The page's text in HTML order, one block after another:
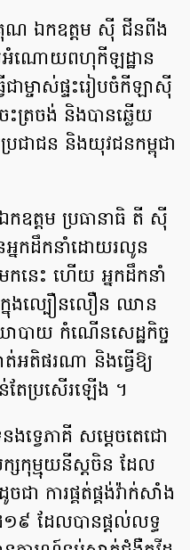
គុណ ឯកឧត្តម ស៊ី ជីនពីង
ល់អំណោយពហុកីឡដ្ឋាន
ជាម្ចាស់ផ្ទះរៀបចំកីឡាស៊ី
ត្រចង់ និងបានឆ្លើយ
ាជន និងយុវជនកម្ពុជា
កឧត្តម ប្រធានាធិ តី ស៊ី
នអ្នកដឹកនាំដោយរលូន
កនេះ ហើយ អ្នកដឹកនាំ
ារក្នុងល្បឿនលឿន ឈាន
ោបាយ កំណើនសេដ្ឋកិច្ច
ត់អតិផរណា និងធ្វើឱ្យ
តែប្រសើរឡើង ។
ទ្វេភាគី សម្តេចតេជោ
សកុម្មុយនីស្តចិន ដែល
ា ការផ្គត់ផ្គង់វ៉ាក់សាំង
៩ ដែលបានផ្តល់លទ្ធ